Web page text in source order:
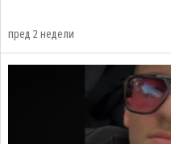
пред 2 недели